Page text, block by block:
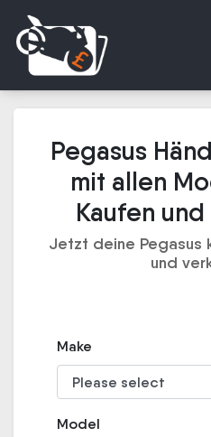
Pegasus
mit allen
Kaufen
Jetzt deine Pegasus
und
Make
Model